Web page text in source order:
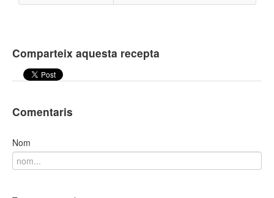
Comparteix aquesta recepta
Comentaris
Nom